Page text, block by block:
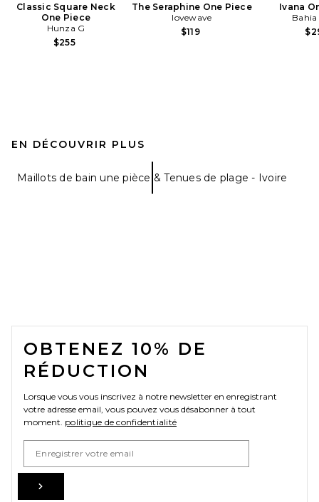
Classic Square Neck
One Piece
Hunza G
$255
The Seraphine One Piece
lovewave
$119
Ivana
EN DÉCOUVRIR PLUS
Maillots de bain une pièce & Tenues de plage - Ivoire
FOOTER
OBTENEZ 10% DE
RÉDUCTION
Lorsque vous vous inscrivez à notre newsletter en enregistrant
votre adresse email, vous pouvez vous désabonner à tout
moment. politique de confidentialité